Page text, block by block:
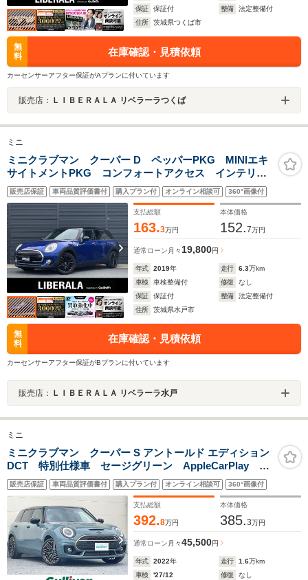
保証
保証付 整備
法定整備付
住所
茨城県つくば市
無
料
在庫確認・見積依頼
カーセンサーアフター保証がAプランに付いています
販売店： ＬＩＢＥＲＡＬＡ リベラーラつくば
ミニ
ミニクラブマン クーパー D ペッパーPKG MINIエキ
サイトメントPKG コンフォートアクセス インテリジ
ェントセーフティ ACC 純正ナビ リアビューカメ
ラ PDC LEDヘッドライト LEDフォグ OP17インチ
アルミホイール ミラー型ETC 禁煙車
販売店保証 車両品質評価書付 購入プラン付 オンライン相談可 360°画像付
支払総額
163.3万円
本体価格
152.7万円
通常ローン 月々 19,800円
年式 2019年 走行 6.3万km
車検
車検整備付 修復
なし
保証
保証付 整備
法定整備付
住所
茨城県水戸市
無
料
在庫確認・見積依頼
カーセンサーアフター保証がBプランに付いています
販売店： ＬＩＢＥＲＡＬＡ リベラーラ水戸
ミニ
ミニクラブマン クーパー S アントールド エディション
DCT 特別仕様車 セージグリーン AppleCarPlay バ
ックカメラ ミラーETC 置く充電 MINI Yoursレザ
ー・ラウンジ セージ・グリーン シートヒーター ド
ラレコ LEDライト オートライト
販売店保証 車両品質評価書付 購入プラン付 オンライン相談可 360°画像付
支払総額
392.8万円
本体価格
385.3万円
通常ローン 月々45,500円
年式 2022年 走行 1.6万km
車検
'27/12 修復
なし